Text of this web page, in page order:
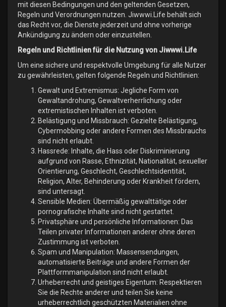
mit diesen Bedingungen und den geltenden Gesetzen,
Regeln und Verordnungen nutzen. Jiwwwi.Life behält sich
das Recht vor, die Dienste jederzeit und ohne vorherige
Ankündigung zu ändern oder einzustellen.
Regeln und Richtlinien für die Nutzung von Jiwwwi.Life
Um eine sichere und respektvolle Umgebung für alle Nutzer
zu gewährleisten, gelten folgende Regeln und Richtlinien:
Gewalt und Extremismus: Jegliche Form von
Gewaltandrohung, Gewaltverherrlichung oder
extremistischen Inhalten ist verboten.
Belästigung und Missbrauch: Gezielte Belästigung,
Cybermobbing oder andere Formen des Missbrauchs
sind nicht erlaubt.
Hassrede: Inhalte, die Hass oder Diskriminierung
aufgrund von Rasse, Ethnizität, Nationalität, sexueller
Orientierung, Geschlecht, Geschlechtsidentität,
Religion, Alter, Behinderung oder Krankheit fördern,
sind untersagt.
Sensible Medien: Übermäßig gewalttätige oder
pornografische Inhalte sind nicht gestattet.
Privatsphäre und persönliche Informationen: Das
Teilen privater Informationen anderer ohne deren
Zustimmung ist verboten.
Spam und Manipulation: Massensendungen,
automatisierte Beiträge und andere Formen der
Plattformmanipulation sind nicht erlaubt.
Urheberrecht und geistiges Eigentum: Respektieren
Sie die Rechte anderer und teilen Sie keine
urheberrechtlich geschützten Materialien ohne